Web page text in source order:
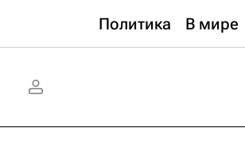
Политика В мире